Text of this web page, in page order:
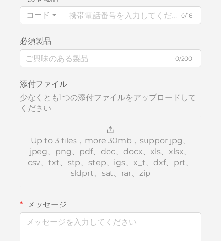
コード
0/16
必須製品
0/200
添付ファイル
少なくとも1つの添付ファイルをアップロードして
ください
Up to 3 files，more 30mb，suppor jpg、
jpeg、png、pdf、doc、docx、xls、xlsx、
csv、txt、stp、step、igs、x_t、dxf、prt、
sldprt、sat、rar、zip
メッセージ